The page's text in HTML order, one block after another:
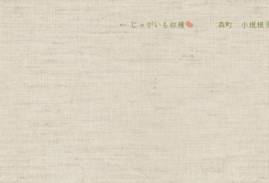
←じゃがいも収穫 森町 小規模多